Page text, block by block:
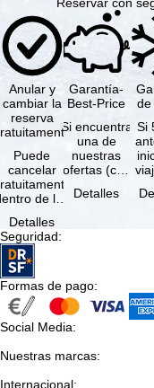
Reservar con
Anular y
cambiar la
reserva
Puede
cancelar
de los
a
reserva, …
Detalles
Garantía-
Best-Price
Si encuentra
una de
nuestras
ofertas (con
prestaciones
Detalles
de
Si
Seguridad:
Formas de pago:
Social Media:
Nuestras marcas:
Internacional: